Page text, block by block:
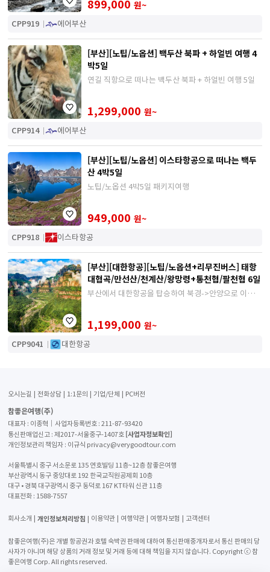
899,000 원~
CPP919 에어부산
[부산][노팁/노옵션] 백두산 북파 + 하얼빈 여행 4
박5일
연길 직항으로 떠나는 백두산 북파 + 하얼빈 여행 5일
1,299,000 원~
CPP914 에어부산
[부산][노팁/노옵션] 이스타항공으로 떠나는 백두
산 4박5일
노팁/노옵션 4박5일 패키지여행
949,000 원~
CPP918 이스타항공
[부산][대한항공][노팁/노옵션+리무진버스] 태항
대협곡/만선산/천계산/왕망령+통천협/팔천협 6일
부산에서 대한항공을 탑승하여 북경->안양으로 이동하
1,199,000 원~
CPP9041 대한항공
오시는길 전화상담 1:1문의 기업/단체 PC버전
참좋은여행(주)
대표자 : 이종혁│사업자등록번호 : 211-87-93420
통신판매업신고 : 제2017-서울중구-1407호 [사업자정보확인]
개인정보관리 책임자 : 이규식 privacy@verygoodtour.com
서울특별시 중구 서소문로 135 연호빌딩 11층~12층 참좋은여행
부산광역시 동구 중앙대로 192 한국교직원공제회 10층
대구 • 경북 대구광역시 중구 동덕로 167 KT타워 신관 11층
대표전화 : 1588-7557
회사소개 개인정보처리방침 이용약관 여행약관 여행자보험 고객센터
참좋은여행(주)은 개별 항공권과 호텔 숙박권 판매에 대하여 통신판매중개자로서 통신 판매의 당
사자가 아니며 해당 상품의 거래 정보 및 거래 등에 대해 책임을 지지 않습니다. Copyright ⓒ 참
좋은여행 Corp. All rights reserved.